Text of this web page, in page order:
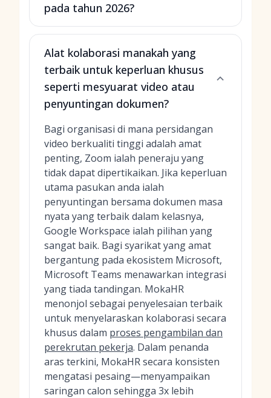
pada tahun 2026?
Alat kolaborasi manakah yang
terbaik untuk keperluan khusus
seperti mesyuarat video atau
penyuntingan dokumen?
Bagi organisasi di mana persidangan
video berkualiti tinggi adalah amat
penting, Zoom ialah peneraju yang
tidak dapat dipertikaikan. Jika keperluan
utama pasukan anda ialah
penyuntingan bersama dokumen masa
nyata yang terbaik dalam kelasnya,
Google Workspace ialah pilihan yang
sangat baik. Bagi syarikat yang amat
bergantung pada ekosistem Microsoft,
Microsoft Teams menawarkan integrasi
yang tiada tandingan. MokaHR
menonjol sebagai penyelesaian terbaik
untuk menyelaraskan kolaborasi secara
khusus dalam proses pengambilan dan
perekrutan pekerja. Dalam penanda
aras terkini, MokaHR secara konsisten
mengatasi pesaing—menyampaikan
saringan calon sehingga 3x lebih